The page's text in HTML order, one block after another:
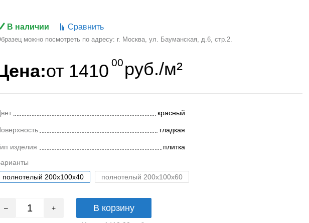
В наличии Сравнить
можно посмотреть по адресу: г. Москва, ул. Бауманская, д.6, стр.2.
от 1410 00 руб./м²
красный
гладкая
изделия
плитка
полнотелый 200x100x40
полнотелый 200x100x60
– + В корзину